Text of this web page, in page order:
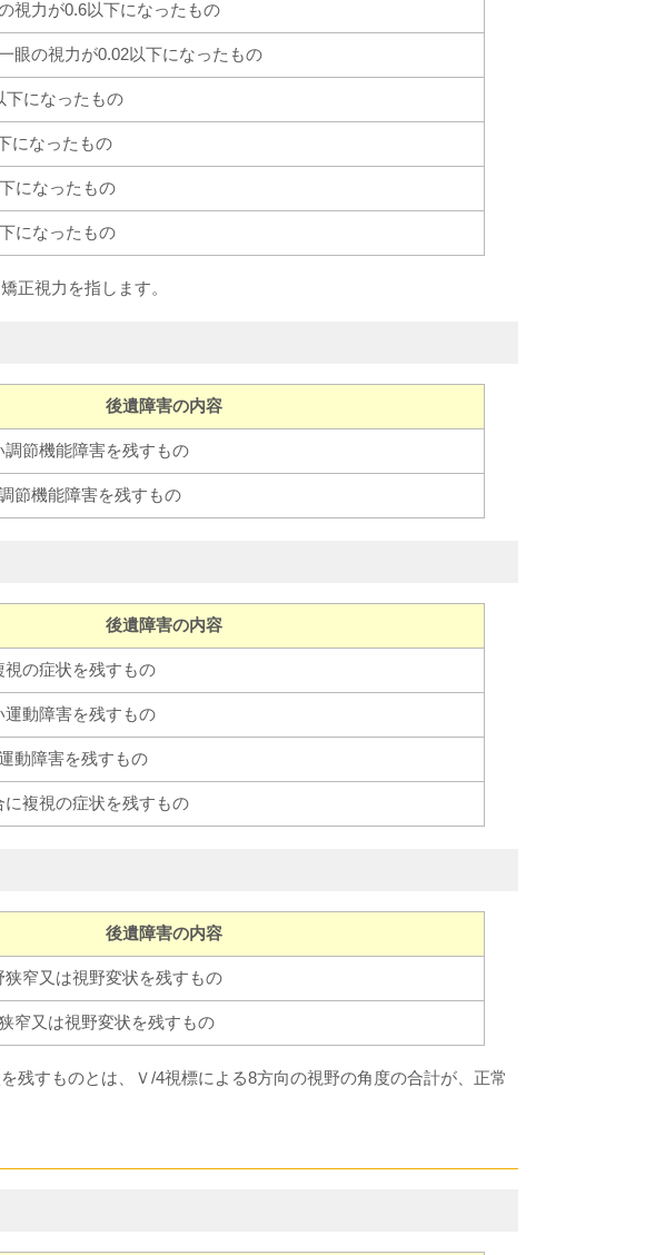
視力が0.6以下になったもの
眼の視力が0.02以下になったもの
下になったもの
になったもの
になったもの
になったもの
正視力を指します。
後遺障害の内容
節機能障害を残すもの
節機能障害を残すもの
後遺障害の内容
の症状を残すもの
動障害を残すもの
動障害を残すもの
複視の症状を残すもの
後遺障害の内容
窄又は視野変状を残すもの
窄又は視野変状を残すもの
残すものとは、Ｖ/4視標による8方向の視野の角度の合計が、正常